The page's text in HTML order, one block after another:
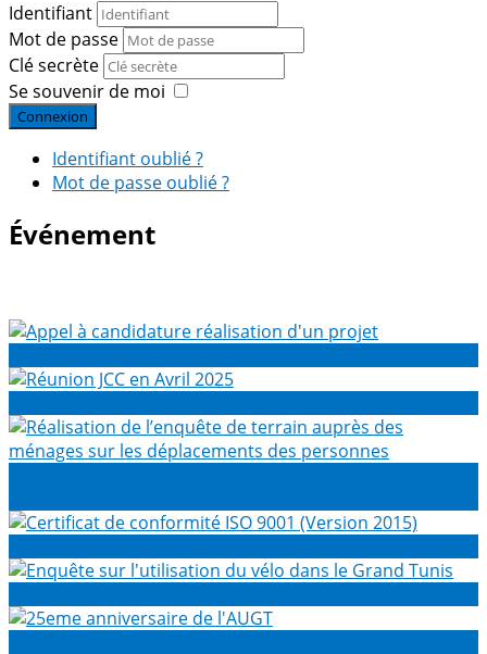
Identifiant
Mot de passe
Clé secrète
Se souvenir de moi
Connexion
Identifiant oublié ?
Mot de passe oublié ?
Événement